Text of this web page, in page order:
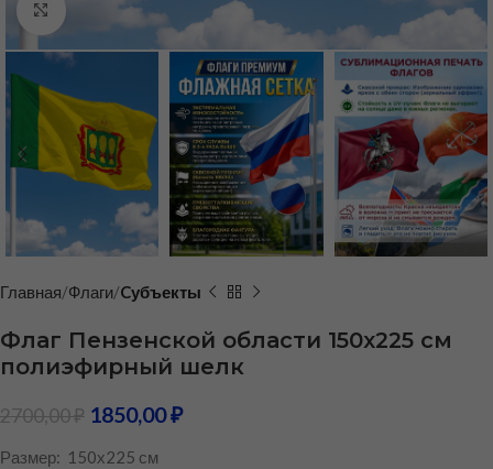
Нажмите, чтобы увеличить
Главная Флаги Cубъекты
Флаг Пензенской области 150х225 см
полиэфирный шелк
2700,00₽ 1850,00₽
Размер: 150х225 см